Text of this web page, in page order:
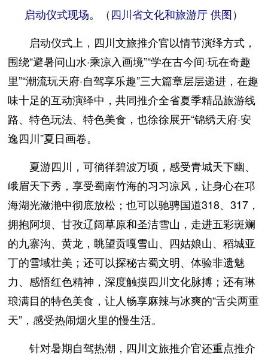
启动仪式现场。（四川省文化和旅游厅 供图）
启动仪式上，四川文旅推介官以情节演绎方式，
围绕“避暑问山水·乘凉入画境”“学在古今间·玩在奇趣
里”“潮流玩天府·自驾享乐趣”三大篇章层层递进，在趣
味十足的互动演绎中，共同推介全省夏季精品旅游线
路、特色玩法、特色美食，也徐徐展开“锦绣天府·安
逸四川”夏日画卷。
夏游四川，可徜徉碧波万顷，感受青城天下幽、
峨眉天下秀，享受蜀南竹海的习习凉风，让身心在邛
海湖光潋滟中彻底放松；也可以驰骋国道318、317，
拥抱阿坝、甘孜辽阔草原和圣洁雪山，走进五彩斑斓
的九寨沟、黄龙，眺望贡嘎雪山、四姑娘山、稻城亚
丁的雪域壮美；还可以探秘古蜀文明、体验非遗魅
力、感悟红色精神，深度触摸四川文化脉搏；还有琳
琅满目的特色美食，让人畅享麻辣与冰爽的“舌尖两重
天”，感受热闹烟火里的慢生活。
针对暑期自驾热潮，四川文旅推介官还重点推介